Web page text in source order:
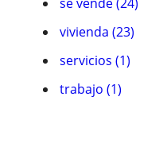
vivienda (23)
servicios (1)
trabajo (1)